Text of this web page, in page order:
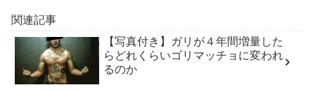
関連記事
【写真付き】ガリが４年間増量した
らどれくらいゴリマッチョに変われ
るのか